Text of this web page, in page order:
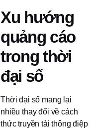
Xu hướng
quảng cáo
trong thời
đại số
Thời đại số mang lại
nhiều thay đổi về cách
thức truyền tải thông điệp